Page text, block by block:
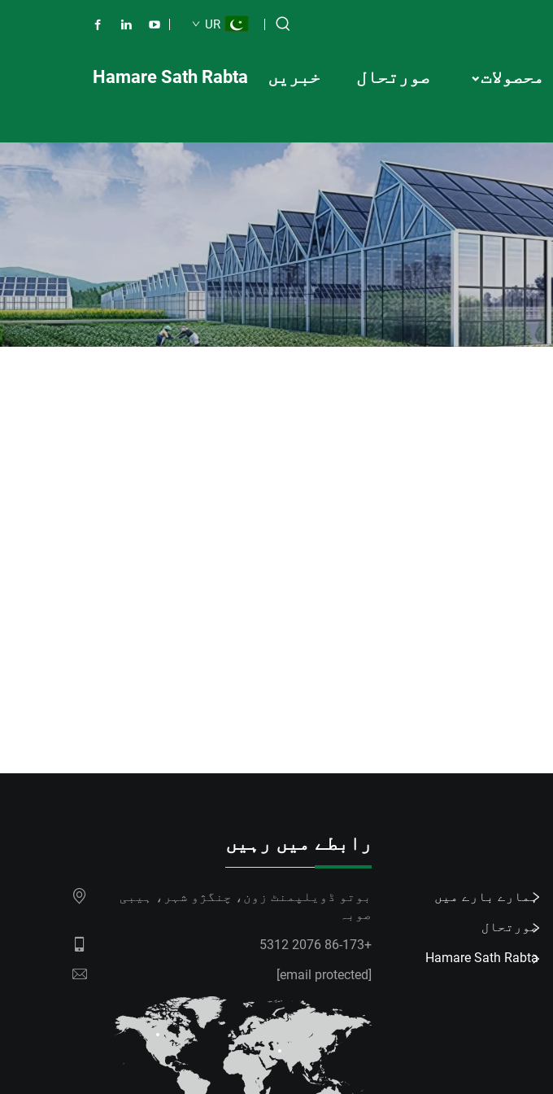
UR
محصولات صورتحال خبریں Hamare Sath Rabta
ہمارے بارے میں
صورتحال
Hamare Sath Rabta
رابطے میں رہیں
بوتو ڈویلپمنٹ زون، چنگژو شہر، ہیبی
صوبہ
+86-173 2076 5312
[email protected]